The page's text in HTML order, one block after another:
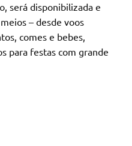
será disponibilizada e
– desde voos
comes e bebes,
para festas com grande